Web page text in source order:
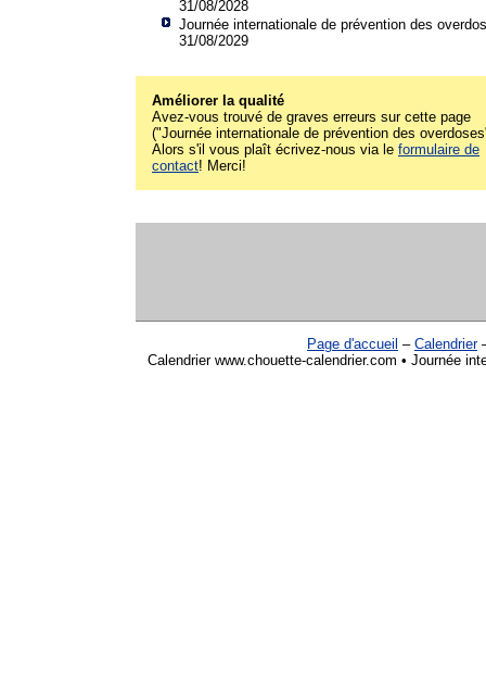
31/08/2028
Journée internationale de prévention des
31/08/2029
Améliorer la qualité
Avez-vous trouvé de graves erreurs sur cette page
("Journée internationale de prévention des
Alors s'il vous plaît écrivez-nous via le formulaire de
contact! Merci!
Page d'accueil – Calendrier
Calendrier www.chouette-calendrier.com • Journée